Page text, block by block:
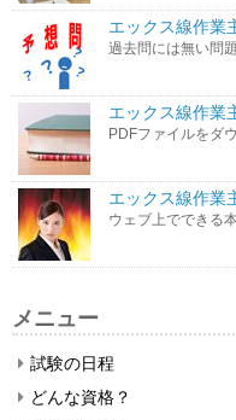
エックス線作業
過去問には無い問
エックス線作業
PDFファイルをダ
エックス線作業
ウェブ上でできる
メニュー
試験の日程
どんな資格？